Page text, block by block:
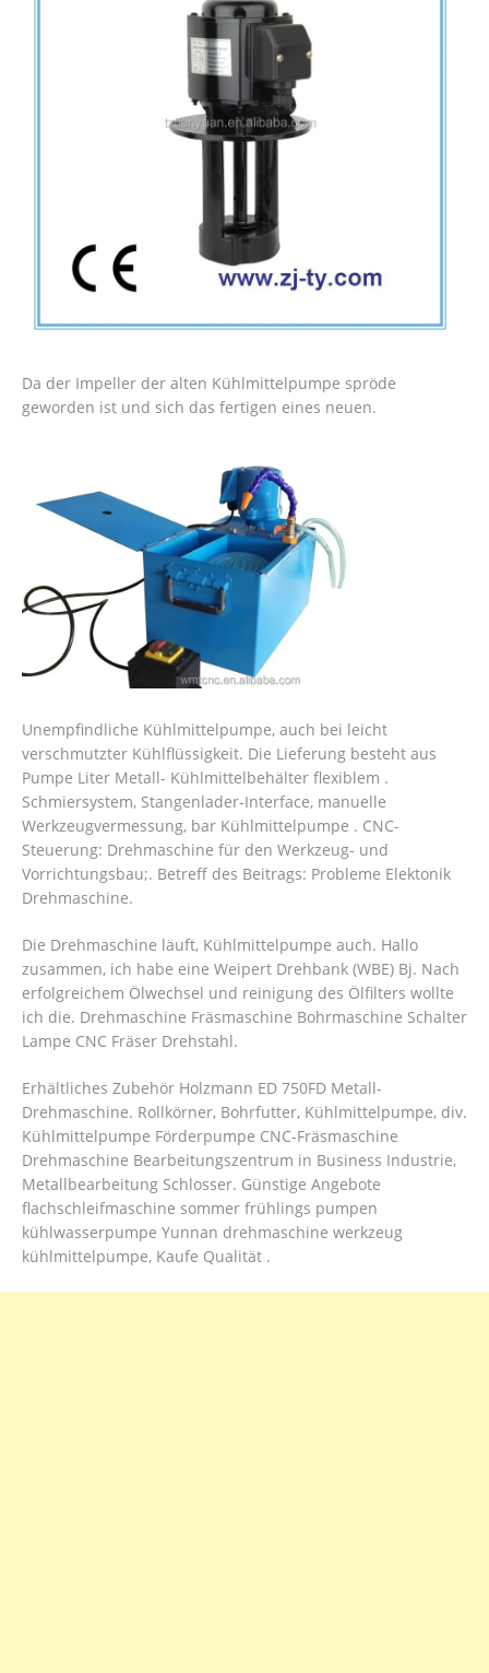
Da der Impeller der alten Kühlmittelpumpe spröde
geworden ist und sich das fertigen eines neuen.
Unempfindliche Kühlmittelpumpe, auch bei leicht
verschmutzter Kühlflüssigkeit. Die Lieferung besteht aus
Pumpe Liter Metall- Kühlmittelbehälter flexiblem .
Schmiersystem, Stangenlader-Interface, manuelle
Werkzeugvermessung, bar Kühlmittelpumpe . CNC-
Steuerung: Drehmaschine für den Werkzeug- und
Vorrichtungsbau;. Betreff des Beitrags: Probleme Elektonik
Drehmaschine.
Die Drehmaschine läuft, Kühlmittelpumpe auch. Hallo
zusammen, ich habe eine Weipert Drehbank (WBE) Bj. Nach
erfolgreichem Ölwechsel und reinigung des Ölfilters wollte
ich die. Drehmaschine Fräsmaschine Bohrmaschine Schalter
Lampe CNC Fräser Drehstahl.
Erhältliches Zubehör Holzmann ED 750FD Metall-
Drehmaschine. Rollkörner, Bohrfutter, Kühlmittelpumpe, div.
Kühlmittelpumpe Förderpumpe CNC-Fräsmaschine
Drehmaschine Bearbeitungszentrum in Business Industrie,
Metallbearbeitung Schlosser. Günstige Angebote
flachschleifmaschine sommer frühlings pumpen
kühlwasserpumpe Yunnan drehmaschine werkzeug
kühlmittelpumpe, Kaufe Qualität .